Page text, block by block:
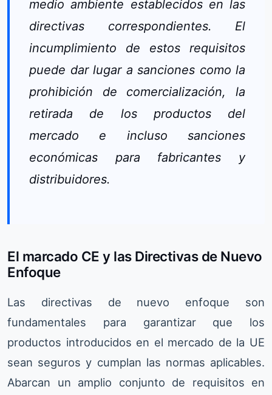
medio ambiente establecidos en las
directivas correspondientes. El
incumplimiento de estos requisitos
puede dar lugar a sanciones como la
prohibición de comercialización, la
retirada de los productos del
mercado e incluso sanciones
económicas para fabricantes y
distribuidores.
El marcado CE y las Directivas de Nuevo
Enfoque
Las directivas de nuevo enfoque son
fundamentales para garantizar que los
productos introducidos en el mercado de la UE
sean seguros y cumplan las normas aplicables.
Abarcan un amplio conjunto de requisitos en